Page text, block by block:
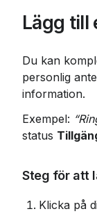
Lägg till
Du kan
personlig
information.
Exempel:
status
Steg för att
Klicka på